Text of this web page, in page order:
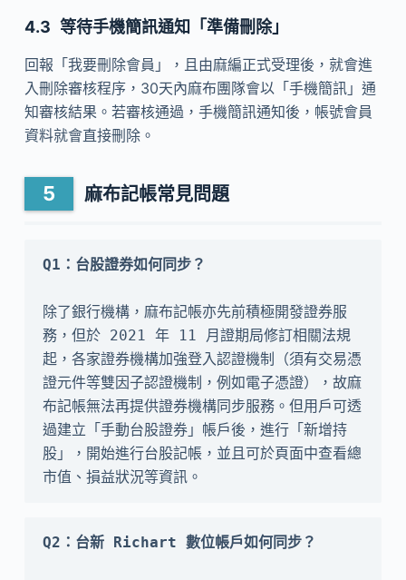
等待手機簡訊通知「準備刪除」
回報「我要刪除會員」，且由麻編正式受理後，就會進
入刪除審核程序，30天內麻布團隊會以「手機簡訊」通
知審核結果。若審核通過，手機簡訊通知後，帳號會員
資料就會直接刪除。
麻布記帳常見問題
除了銀行機構，麻布記帳亦先前積極開發證券服
務，但於 2021 年 11 月證期局修訂相關法規
起，各家證券機構加強登入認證機制（須有交易憑
證元件等雙因子認證機制，例如電子憑證），故麻
布記帳無法再提供證券機構同步服務。但用戶可透
過建立「手動台股證券」帳戶後，進行「新增持
股」，開始進行台股記帳，並且可於頁面中查看總
市值、損益狀況等資訊。
Q2：台新 Richart 數位帳戶如何同步？